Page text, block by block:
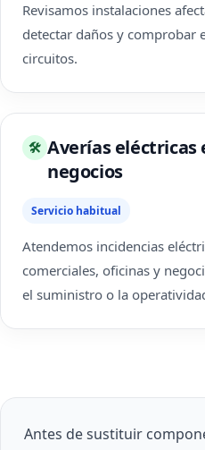
Revisamos instalaciones
detectar daños y comprobar
circuitos.
🛠 Averías eléctricas
negocios
Servicio habitual
Atendemos incidencias
comerciales, oficinas y
el suministro o la
Antes de sustituir